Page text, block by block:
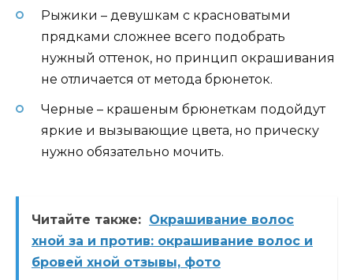
Рыжики – девушкам с красноватыми
прядками сложнее всего подобрать
нужный оттенок, но принцип окрашивания
не отличается от метода брюнеток.
Черные – крашеным брюнеткам подойдут
яркие и вызывающие цвета, но прическу
нужно обязательно мочить.
Читайте также: Окрашивание волос
хной за и против: окрашивание волос и
бровей хной отзывы, фото